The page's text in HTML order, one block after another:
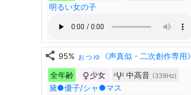
明るい女の子
share 95% ぉっゅ《声真似・二次創作専用》
全年齢
少女 中高音 (339Hz)
黛●優子/シャ●マス